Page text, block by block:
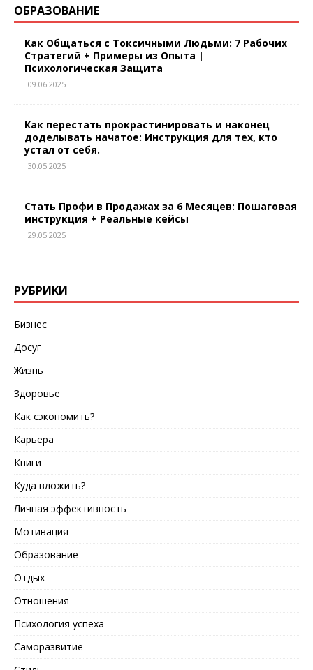
ОБРАЗОВАНИЕ
Как Общаться с Токсичными Людьми: 7 Рабочих
Стратегий + Примеры из Опыта |
Психологическая Защита
09.06.2025
Как перестать прокрастинировать и наконец
доделывать начатое: Инструкция для тех, кто
устал от себя.
30.05.2025
Стать Профи в Продажах за 6 Месяцев: Пошаговая
инструкция + Реальные кейсы
29.05.2025
РУБРИКИ
Бизнес
Досуг
Жизнь
Здоровье
Как сэкономить?
Карьера
Книги
Куда вложить?
Личная эффективность
Мотивация
Образование
Отдых
Отношения
Психология успеха
Саморазвитие